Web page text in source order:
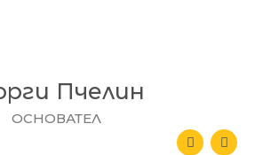
Пчелин
ОСНОВАТЕЛ
L
i
E
n